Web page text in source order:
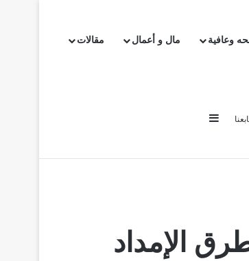
وعافية مال و أعمال مقالات
إضافة عمود جانبي
الإمداد